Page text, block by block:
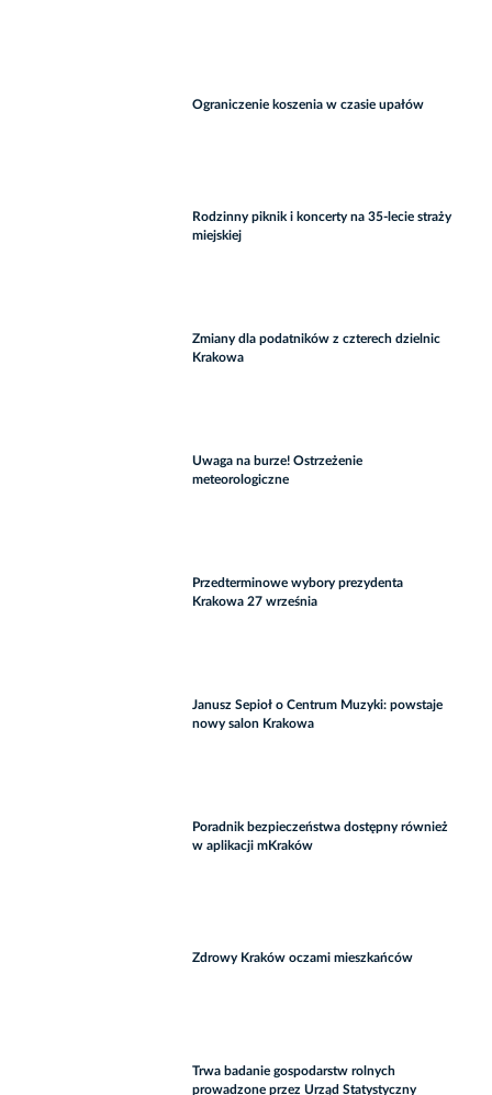
Ograniczenie koszenia w czasie upałów
Rodzinny piknik i koncerty na 35-lecie straży
miejskiej
Zmiany dla podatników z czterech dzielnic
Krakowa
Uwaga na burze! Ostrzeżenie
meteorologiczne
Przedterminowe wybory prezydenta
Krakowa 27 września
Janusz Sepioł o Centrum Muzyki: powstaje
nowy salon Krakowa
Poradnik bezpieczeństwa dostępny również
w aplikacji mKraków
Zdrowy Kraków oczami mieszkańców
Trwa badanie gospodarstw rolnych
prowadzone przez Urząd Statystyczny